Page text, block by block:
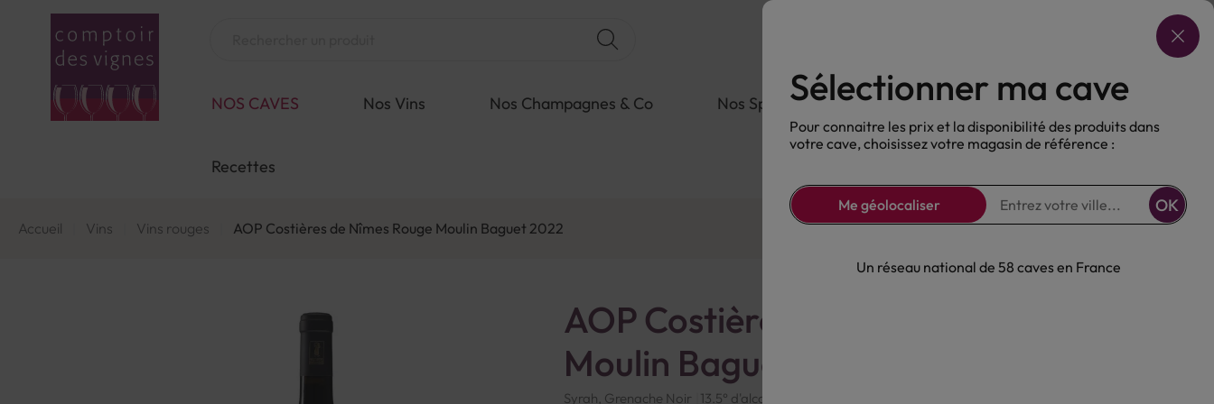
Choisir ma cave
NOS CAVES Nos Vins Nos Champagnes & Co Nos Spiritueux Nos Bières Sans alcool
Recettes
Accueil Vins Vins rouges AOP Costières de Nîmes Rouge Moulin Baguet 2022
AOP Costières de Nîmes Rouge
Moulin Baguet 2022
Syrah, Grenache Noir 13.5° d'alcool
Sélectionner ma cave
Pour connaitre les prix et la disponibilité des produits dans
votre cave, choisissez votre magasin de référence :
Me géolocaliser OK
Un réseau national de 58 caves en France